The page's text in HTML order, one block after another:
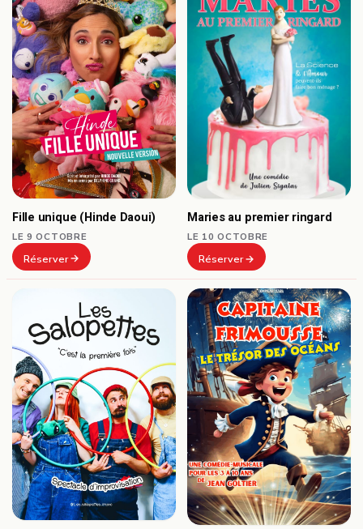
Fille unique (Hinde Daoui)
LE 9 OCTOBRE
Réserver
Maries au premier ringard
LE 10 OCTOBRE
Réserver